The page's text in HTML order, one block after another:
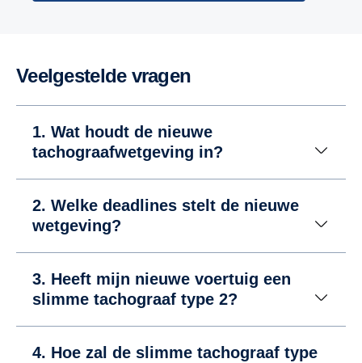
Veelgestelde vragen
1. Wat houdt de nieuwe
tachograafwetgeving in?
2. Welke deadlines stelt de nieuwe
wetgeving?
3. Heeft mijn nieuwe voertuig een
slimme tachograaf type 2?
4. Hoe zal de slimme tachograaf type